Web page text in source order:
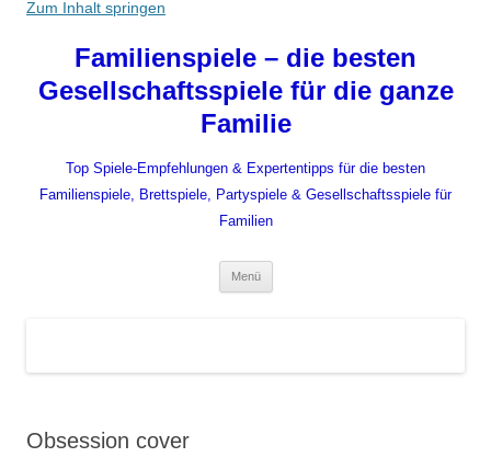
Zum Inhalt springen
Familienspiele – die besten
Gesellschaftsspiele für die ganze
Familie
Top Spiele-Empfehlungen & Expertentipps für die besten
Familienspiele, Brettspiele, Partyspiele & Gesellschaftsspiele für
Familien
Menü
Obsession cover